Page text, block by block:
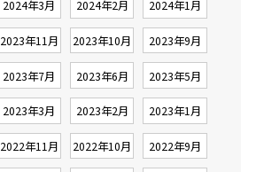
2024年3月 2024年2月 2024年1月
2023年11月 2023年10月 2023年9月
2023年7月 2023年6月 2023年5月
2023年3月 2023年2月 2023年1月
2022年11月 2022年10月 2022年9月